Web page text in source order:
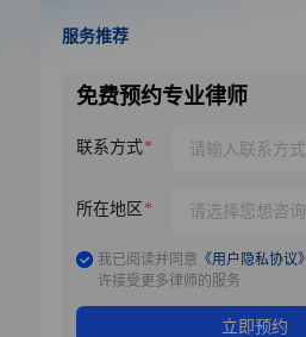
服务推荐
免费预约专业律师
联系方式
所在地区
我已阅读并同意 《用户隐私协议》
许接受更多律师的服务
立即预约